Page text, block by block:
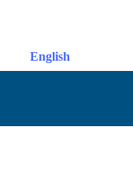
English